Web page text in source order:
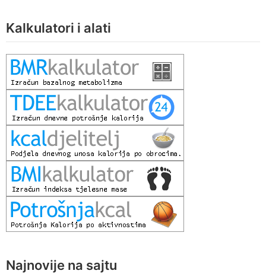
Kalkulatori i alati
Najnovije na sajtu